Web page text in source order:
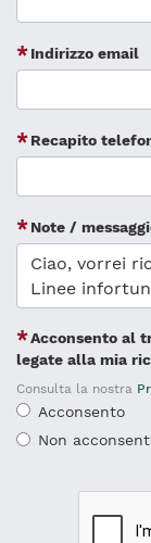
Indirizzo email
Recapito
Note /
Acconsento al
legate alla mia
Consulta la nostra
Acconsento
Non